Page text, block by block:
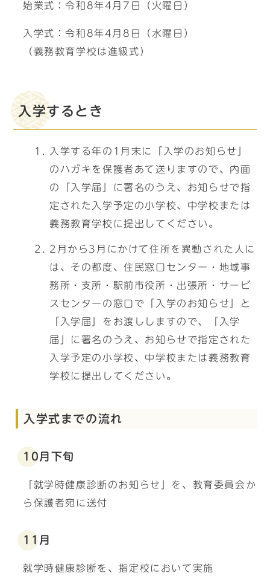
始業式：令和8年4月7日（火曜日）
入学式：令和8年4月8日（水曜日）
（義務教育学校は進級式）
入学するとき
入学する年の1月末に「入学のお知らせ」
のハガキを保護者あて送りますので、内面
の「入学届」に署名のうえ、お知らせで指
定された入学予定の小学校、中学校または
義務教育学校に提出してください。
2月から3月にかけて住所を異動された人に
は、その都度、住民窓口センター・地域事
務所・支所・駅前市役所・出張所・サービ
スセンターの窓口で「入学のお知らせ」と
「入学届」をお渡ししますので、「入学
届」に署名のうえ、お知らせで指定された
入学予定の小学校、中学校または義務教育
学校に提出してください。
入学式までの流れ
10月下旬
「就学時健康診断のお知らせ」を、教育委員会か
ら保護者宛に送付
11月
就学時健康診断を、指定校において実施